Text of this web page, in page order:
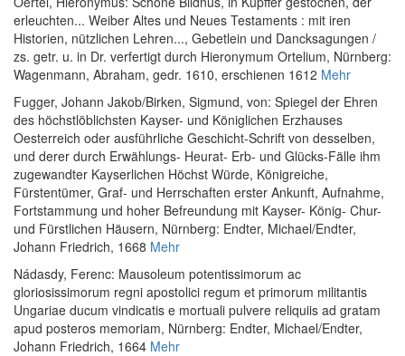
erleuchten... Weiber Altes und Neues Testaments : mit iren
Historien, nützlichen Lehren..., Gebetlein und Dancksagungen /
zs. getr. u. in Dr. verfertigt durch Hieronymum Ortelium, Nürnberg:
Wagenmann, Abraham, gedr. 1610, erschienen 1612 Mehr
Fugger, Johann Jakob/Birken, Sigmund, von: Spiegel der Ehren
des höchstlöblichsten Kayser- und Königlichen Erzhauses
Oesterreich oder ausführliche Geschicht-Schrift von desselben,
und derer durch Erwählungs- Heurat- Erb- und Glücks-Fälle ihm
zugewandter Kayserlichen Höchst Würde, Königreiche,
Fürstentümer, Graf- und Herrschaften erster Ankunft, Aufnahme,
Fortstammung und hoher Befreundung mit Kayser- König- Chur-
und Fürstlichen Häusern, Nürnberg: Endter, Michael/Endter,
Johann Friedrich, 1668 Mehr
Nádasdy, Ferenc: Mausoleum potentissimorum ac
gloriosissimorum regni apostolici regum et primorum militantis
Ungariae ducum vindicatis e mortuali pulvere reliquiis ad gratam
apud posteros memoriam, Nürnberg: Endter, Michael/Endter,
Johann Friedrich, 1664 Mehr